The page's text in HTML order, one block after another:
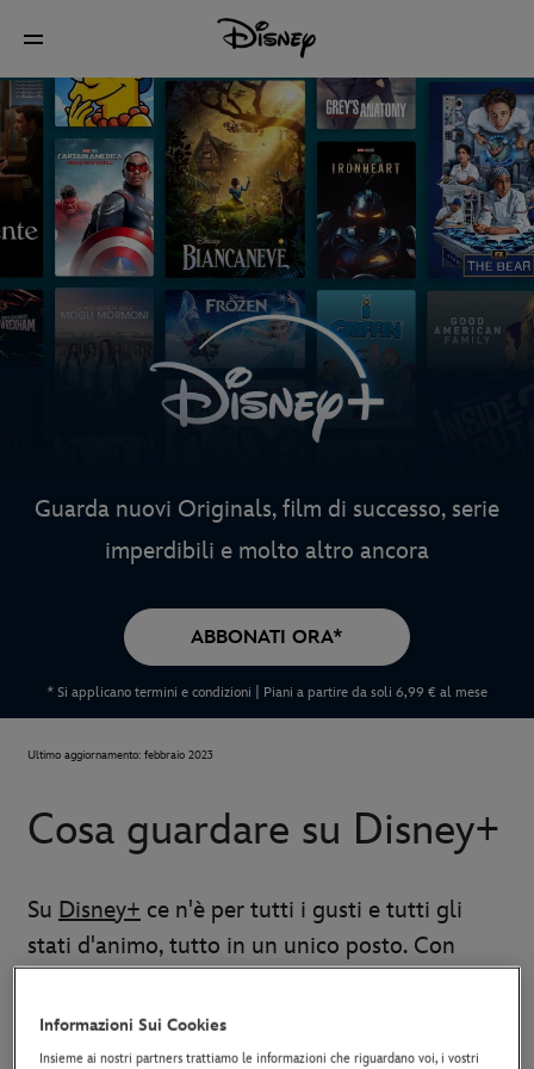
Guarda nuovi Originals, film di successo, serie
imperdibili e molto altro ancora
ABBONATI ORA*
* Si applicano termini e condizioni | Piani a partire da soli 6,99 € al mese
Ultimo aggiornamento: febbraio 2023
Cosa guardare su Disney+
Su Disney+ ce n'è per tutti i gusti e tutti gli
stati d'animo, tutto in un unico posto. Con
Marvel, Star Wars, National Geographic, Hulu
e molto altro non ti annoi mai e c'è sempre
Informazioni Sui Cookies
Insieme ai nostri partners trattiamo le informazioni che riguardano voi, i vostri